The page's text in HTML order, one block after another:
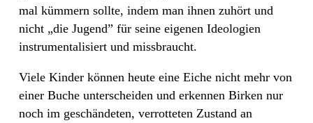
mal kümmern sollte, indem man ihnen zuhört und
nicht „die Jugend” für seine eigenen Ideologien
instrumentalisiert und missbraucht.
Viele Kinder können heute eine Eiche nicht mehr von
einer Buche unterscheiden und erkennen Birken nur
noch im geschändeten, verrotteten Zustand an